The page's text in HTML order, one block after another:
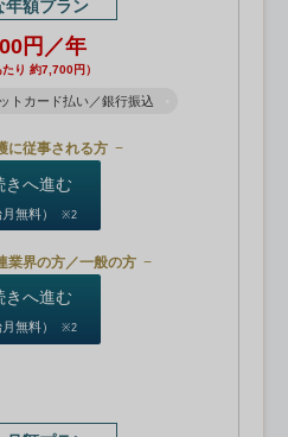
年額プラン
円／年
たり 約7,700円）
トカード払い／銀行振込
に従事される方
きへ進む
月無料） ※2
業界の方／一般の方
きへ進む
月無料） ※2